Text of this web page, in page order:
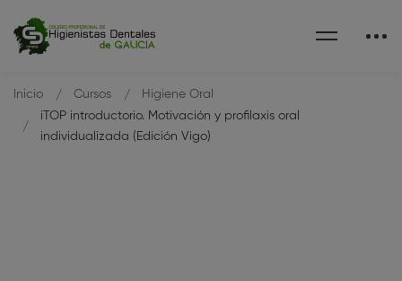
Inicio Cursos
Higiene Oral
iTOP introductorio. Motivación y profilaxis oral
individualizada (Edición Vigo)